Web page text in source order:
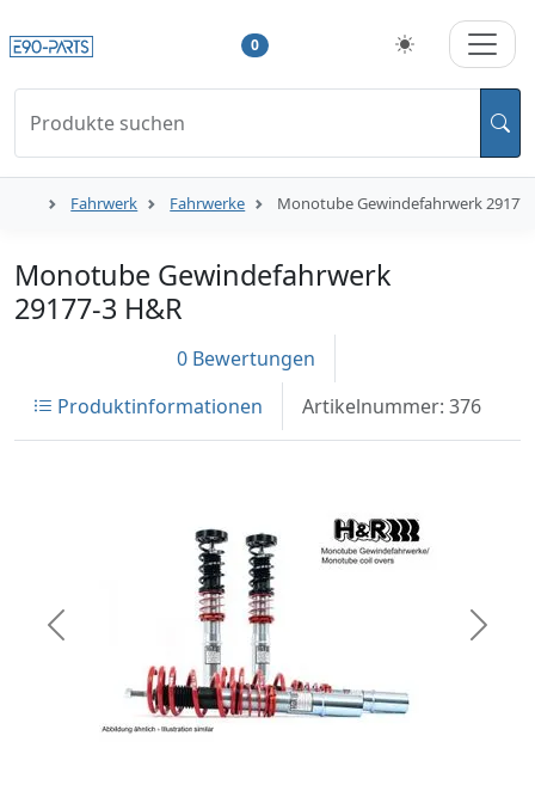
0
Produkte suchen
Fahrwerk Fahrwerke Monotube Gewindefahrwerk
Monotube Gewindefahrwerk
29177-3 H&R
0 Bewertungen
Produktinformationen
Artikelnummer: 376
Previous Next